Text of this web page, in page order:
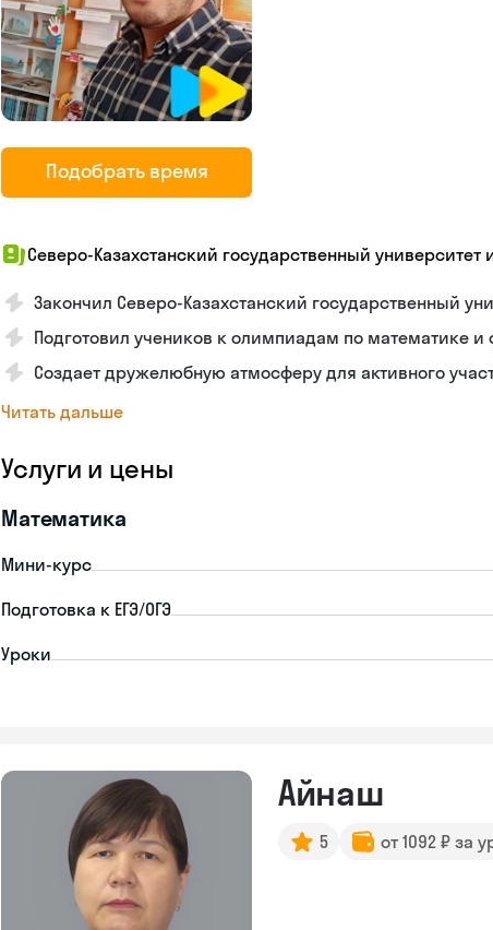
Подобрать время
Северо-Казахстанский государственный университет
Закончил Северо-Казахстанский государственный
Подготовил учеников к олимпиадам по математике и
Создает дружелюбную атмосферу для активного
Читать дальше
Услуги и цены
Математика
Мини-курс
Подготовка к ЕГЭ/ОГЭ
Уроки
Айнаш
5 от 1092 ₽ за